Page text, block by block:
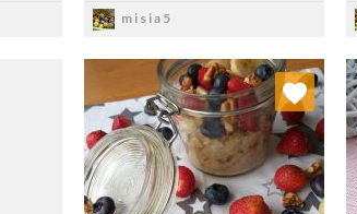
misia5
Dodaj do ulubionych
Wybierz listę: